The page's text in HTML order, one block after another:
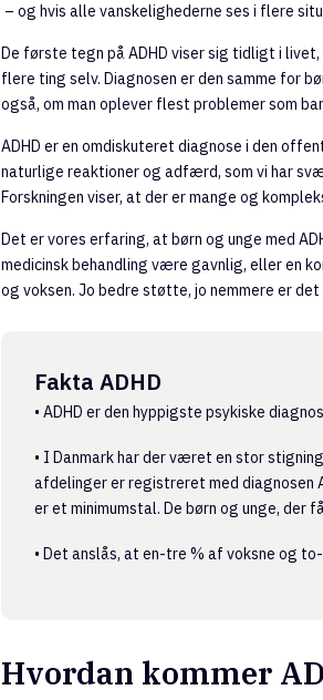
– og hvis alle vanskelighederne ses i flere
De første tegn på ADHD viser sig tidligt i
flere ting selv. Diagnosen er den samme for
også, om man oplever flest problemer som
ADHD er en omdiskuteret diagnose i den
naturlige reaktioner og adfærd, som vi har
Forskningen viser, at der er mange og
Det er vores erfaring, at børn og unge med
medicinsk behandling være gavnlig, eller en
og voksen. Jo bedre støtte, jo nemmere er
Fakta ADHD
• ADHD er den hyppigste psykiske
• I Danmark har der været en stor
afdelinger er registreret med diagnosen
er et minimumstal. De børn og unge, der
• Det anslås, at en-tre % af voksne og
Hvordan kommer